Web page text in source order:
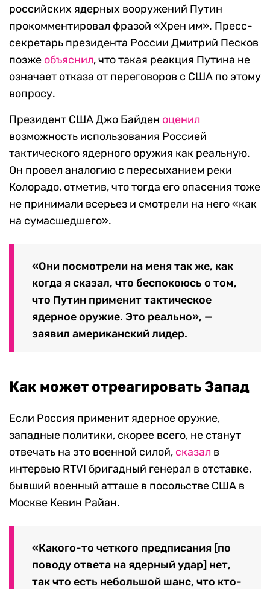
российских ядерных вооружений Путин
прокомментировал фразой «Хрен им». Пресс-
секретарь президента России Дмитрий Песков
позже объяснил, что такая реакция Путина не
означает отказа от переговоров с США по этому
вопросу.
Президент США Джо Байден оценил
возможность использования Россией
тактического ядерного оружия как реальную.
Он провел аналогию с пересыханием реки
Колорадо, отметив, что тогда его опасения тоже
не принимали всерьез и смотрели на него «как
на сумасшедшего».
«Они посмотрели на меня так же, как
когда я сказал, что беспокоюсь о том,
что Путин применит тактическое
ядерное оружие. Это реально», —
заявил американский лидер.
Как может отреагировать Запад
Если Россия применит ядерное оружие,
западные политики, скорее всего, не станут
отвечать на это военной силой, сказал в
интервью RTVI бригадный генерал в отставке,
бывший военный атташе в посольстве США в
Москве Кевин Райан.
«Какого-то четкого предписания [по
поводу ответа на ядерный удар] нет,
так что есть небольшой шанс, что кто-